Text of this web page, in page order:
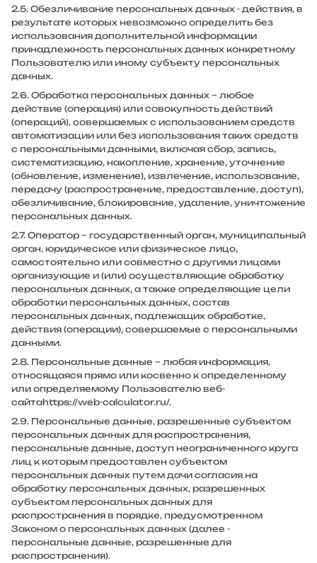
2.5. Обезличивание персональных данных - действия, в
результате которых невозможно определить без
использования дополнительной информации
принадлежность персональных данных конкретному
Пользователю или иному субъекту персональных
данных.
2.6. Обработка персональных данных – любое
действие (операция) или совокупность действий
(операций), совершаемых с использованием средств
автоматизации или без использования таких средств
с персональными данными, включая сбор, запись,
систематизацию, накопление, хранение, уточнение
(обновление, изменение), извлечение, использование,
передачу (распространение, предоставление, доступ),
обезличивание, блокирование, удаление, уничтожение
персональных данных.
2.7. Оператор – государственный орган, муниципальный
орган, юридическое или физическое лицо,
самостоятельно или совместно с другими лицами
организующие и (или) осуществляющие обработку
персональных данных, а также определяющие цели
обработки персональных данных, состав
персональных данных, подлежащих обработке,
действия (операции), совершаемые с персональными
данными.
2.8. Персональные данные – любая информация,
относящаяся прямо или косвенно к определенному
или определяемому Пользователю веб-
сайтаhttps://web-calculator.ru/.
2.9. Персональные данные, разрешенные субъектом
персональных данных для распространения,
персональные данные, доступ неограниченного круга
лиц к которым предоставлен субъектом
персональных данных путем дачи согласия на
обработку персональных данных, разрешенных
субъектом персональных данных для
распространения в порядке, предусмотренном
Законом о персональных данных (далее -
персональные данные, разрешенные для
распространения).